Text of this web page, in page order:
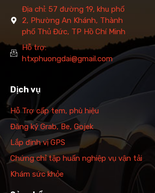
Địa chỉ: 57 đường 19, khu phố
2, Phường An Khánh, Thành
phố Thủ Đức, TP Hồ Chí Minh
Hỗ trợ:
htxphuongdai@gmail.com
Dịch vụ
Hỗ Trợ cấp tem, phù hiệu
Đăng ký Grab, Be, Gojek
Lắp định vị GPS
Chứng chỉ tập huấn nghiệp vụ vận tải
Khám sức khỏe